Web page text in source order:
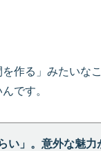
作る」みたいな
です。
い」。意外な魅力